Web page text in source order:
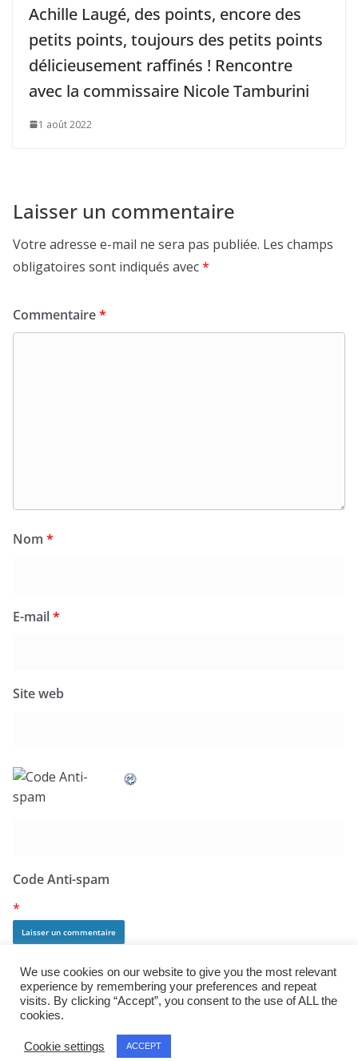
Achille Laugé, des points, encore des
petits points, toujours des petits points
délicieusement raffinés ! Rencontre
avec la commissaire Nicole Tamburini
1 août 2022
Laisser un commentaire
Votre adresse e-mail ne sera pas publiée. Les champs
obligatoires sont indiqués avec*
Commentaire*
Nom *
E-mail*
Site web
Code Anti-spam
*
Copyright © 2026j:mag
Theme:ColorMag Proby ThemeGrill. Powered by
We use cookies on our website to give you the most relevant
experience by remembering your preferences and repeat
visits. By clicking “Accept”, you consent to the use of ALL the
cookies.
Cookie settings ACCEPT